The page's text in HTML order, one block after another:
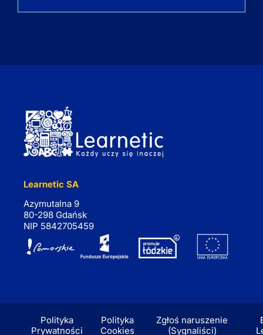
Learnetic SA
Azymutalna 9
80-298 Gdańsk
NIP 5842705459
Polityka
Prywatności
Polityka
Cookies
Zgłoś naruszenie
(Sygnaliści)